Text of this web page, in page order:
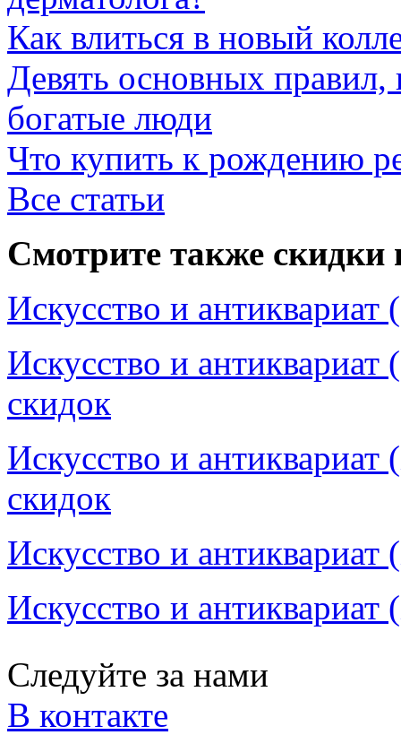
Как влиться в новый
Девять основных
богатые люди
Что купить к рождению
Все статьи
Смотрите также скидки
Искусство и
Искусство и
скидок
Искусство и
скидок
Искусство и
Искусство и
Следуйте за нами
В контакте